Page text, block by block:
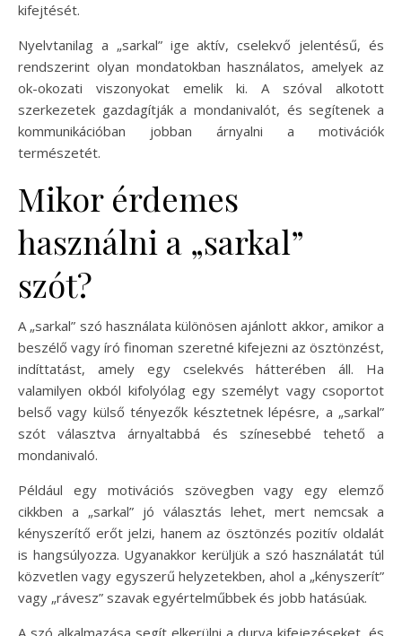
kifejtését.
Nyelvtanilag a „sarkal” ige aktív, cselekvő jelentésű, és
rendszerint olyan mondatokban használatos, amelyek az
ok-okozati viszonyokat emelik ki. A szóval alkotott
szerkezetek gazdagítják a mondanivalót, és segítenek a
kommunikációban jobban árnyalni a motivációk
természetét.
Mikor érdemes
használni a „sarkal”
szót?
A „sarkal” szó használata különösen ajánlott akkor, amikor a
beszélő vagy író finoman szeretné kifejezni az ösztönzést,
indíttatást, amely egy cselekvés hátterében áll. Ha
valamilyen okból kifolyólag egy személyt vagy csoportot
belső vagy külső tényezők késztetnek lépésre, a „sarkal”
szót választva árnyaltabbá és színesebbé tehető a
mondanivaló.
Például egy motivációs szövegben vagy egy elemző
cikkben a „sarkal” jó választás lehet, mert nemcsak a
kényszerítő erőt jelzi, hanem az ösztönzés pozitív oldalát
is hangsúlyozza. Ugyanakkor kerüljük a szó használatát túl
közvetlen vagy egyszerű helyzetekben, ahol a „kényszerít”
vagy „rávesz” szavak egyértelműbbek és jobb hatásúak.